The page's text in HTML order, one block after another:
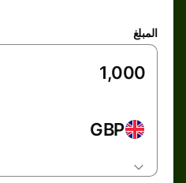
المبلغ
GBP